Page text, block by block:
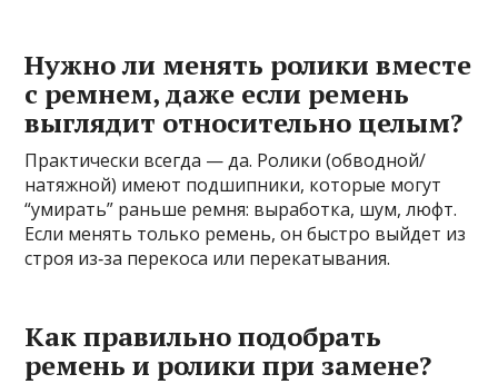
Нужно ли менять ролики вместе
с ремнем, даже если ремень
выглядит относительно целым?
Практически всегда — да. Ролики (обводной/
натяжной) имеют подшипники, которые могут
“умирать” раньше ремня: выработка, шум, люфт.
Если менять только ремень, он быстро выйдет из
строя из‑за перекоса или перекатывания.
Как правильно подобрать
ремень и ролики при замене?